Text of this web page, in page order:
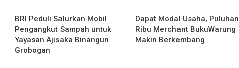
BRI Peduli Salurkan Mobil
Pengangkut Sampah untuk
Yayasan Ajisaka Binangun
Grobogan
Dapat Modal Usaha, Puluhan
Ribu Merchant BukuWarung
Makin Berkembang